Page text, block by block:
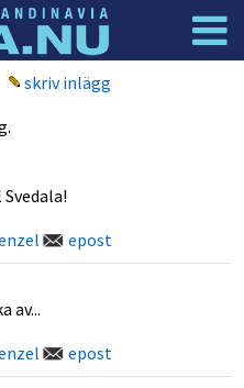
skriv inlägg
epost
av...
epost